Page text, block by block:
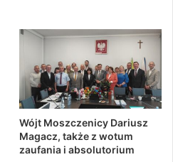
Wójt Moszczenicy Dariusz
Magacz, także z wotum
zaufania i absolutorium